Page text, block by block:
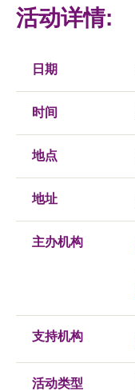
活动详情:
日期
时间
地点
地址
主办机构
支持机构
活动类型